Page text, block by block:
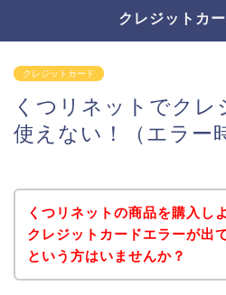
クレジットカ
クレジットカード
くつリネットでクレ
使えない！（エラー
くつリネットの商品を購入し
クレジットカードエラーが出
という方はいませんか？